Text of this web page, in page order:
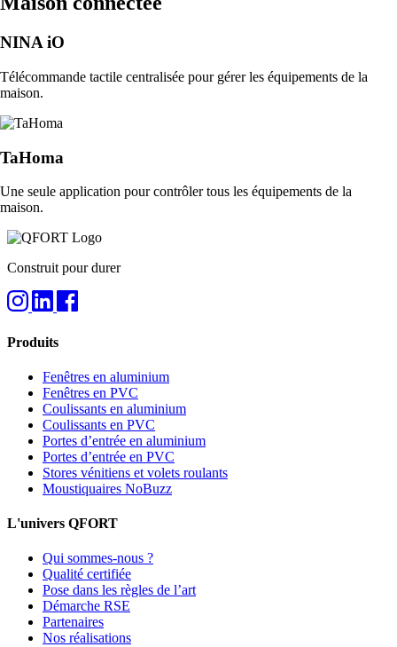
NINA iO
Télécommande tactile centralisée pour gérer les équipements de la
maison.
TaHoma
Une seule application pour contrôler tous les équipements de la
maison.
Construit pour durer
Produits
Fenêtres en aluminium
Fenêtres en PVC
Coulissants en aluminium
Coulissants en PVC
Portes d’entrée en aluminium
Portes d’entrée en PVC
Stores vénitiens et volets roulants
Moustiquaires NoBuzz
L'univers QFORT
Qui sommes-nous ?
Qualité certifiée
Pose dans les règles de l’art
Démarche RSE
Partenaires
Nos réalisations